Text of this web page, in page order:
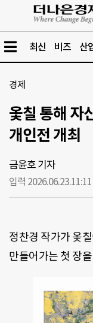
최신 비즈 산
경제
옻칠 통해 자
개인전 개최
금윤호 기자
입력 2026.06.23.
정찬경 작가가 옻
만들어가는 첫 장